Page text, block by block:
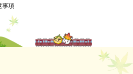
事項